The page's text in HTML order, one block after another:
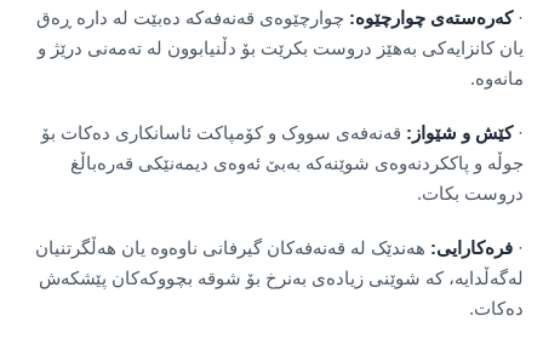
·کەرەستەی چوارچێوە: چوارچێوەی قەنەفەکە دەبێت لە دارە ڕەق
یان کانزایەکی بەهێز دروست بکرێت بۆ دڵنیابوون لە تەمەنی درێژ و
مانەوە.
·کێش و شێواز: قەنەفەی سووک و کۆمپاکت ئاسانکاری دەکات بۆ
جوڵە و پاککردنەوەی شوێنەکە بەبێ ئەوەی دیمەنێکی قەرەباڵغ
دروست بکات.
· فرەکارایی: هەندێک لە قەنەفەکان گیرفانی ناوەوە یان هەڵگرتنیان
لەگەڵدایە، کە شوێنی زیادەی بەنرخ بۆ شوقە بچووکەکان پێشکەش
دەکات.